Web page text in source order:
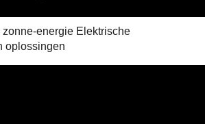
energie Elektrische
oplossingen